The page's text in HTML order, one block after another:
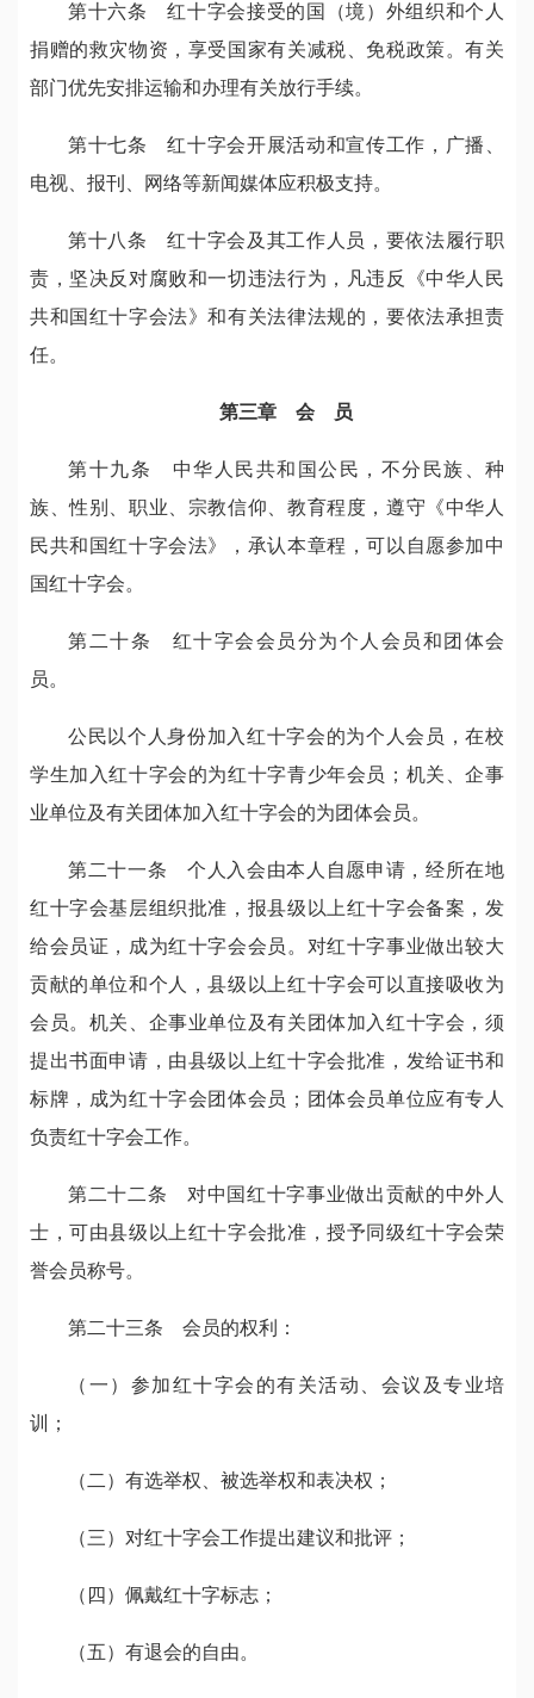
第十六条 红十字会接受的国（境）外组织和个人
捐赠的救灾物资，享受国家有关减税、免税政策。有关
部门优先安排运输和办理有关放行手续。
第十七条 红十字会开展活动和宣传工作，广播、
电视、报刊、网络等新闻媒体应积极支持。
第十八条 红十字会及其工作人员，要依法履行职
责，坚决反对腐败和一切违法行为，凡违反《中华人民
共和国红十字会法》和有关法律法规的，要依法承担责
任。
第三章 会 员
第十九条 中华人民共和国公民，不分民族、种
族、性别、职业、宗教信仰、教育程度，遵守《中华人
民共和国红十字会法》，承认本章程，可以自愿参加中
国红十字会。
第二十条 红十字会会员分为个人会员和团体会
员。
公民以个人身份加入红十字会的为个人会员，在校
学生加入红十字会的为红十字青少年会员；机关、企事
业单位及有关团体加入红十字会的为团体会员。
第二十一条 个人入会由本人自愿申请，经所在地
红十字会基层组织批准，报县级以上红十字会备案，发
给会员证，成为红十字会会员。对红十字事业做出较大
贡献的单位和个人，县级以上红十字会可以直接吸收为
会员。机关、企事业单位及有关团体加入红十字会，须
提出书面申请，由县级以上红十字会批准，发给证书和
标牌，成为红十字会团体会员；团体会员单位应有专人
负责红十字会工作。
第二十二条 对中国红十字事业做出贡献的中外人
士，可由县级以上红十字会批准，授予同级红十字会荣
誉会员称号。
第二十三条 会员的权利：
（一）参加红十字会的有关活动、会议及专业培
训；
（二）有选举权、被选举权和表决权；
（三）对红十字会工作提出建议和批评；
（四）佩戴红十字标志；
（五）有退会的自由。